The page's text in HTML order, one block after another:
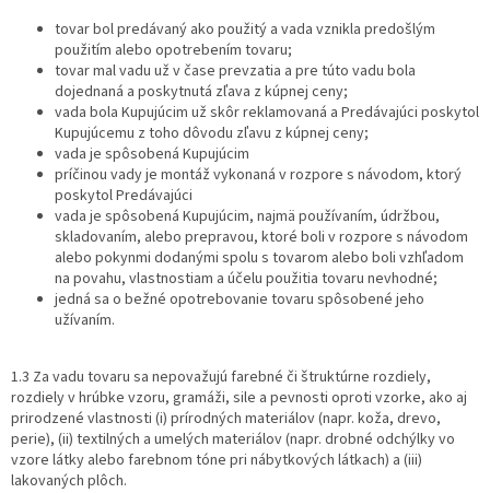
tovar bol predávaný ako použitý a vada vznikla predošlým
použitím alebo opotrebením tovaru;
tovar mal vadu už v čase prevzatia a pre túto vadu bola
dojednaná a poskytnutá zľava z kúpnej ceny;
vada bola Kupujúcim už skôr reklamovaná a Predávajúci poskytol
Kupujúcemu z toho dôvodu zľavu z kúpnej ceny;
vada je spôsobená Kupujúcim
príčinou vady je montáž vykonaná v rozpore s návodom, ktorý
poskytol Predávajúci
vada je spôsobená Kupujúcim, najmä používaním, údržbou,
skladovaním, alebo prepravou, ktoré boli v rozpore s návodom
alebo pokynmi dodanými spolu s tovarom alebo boli vzhľadom
na povahu, vlastnostiam a účelu použitia tovaru nevhodné;
jedná sa o bežné opotrebovanie tovaru spôsobené jeho
užívaním.
1.3 Za vadu tovaru sa nepovažujú farebné či štruktúrne rozdiely,
rozdiely v hrúbke vzoru, gramáži, sile a pevnosti oproti vzorke, ako aj
prirodzené vlastnosti (i) prírodných materiálov (napr. koža, drevo,
perie), (ii) textilných a umelých materiálov (napr. drobné odchýlky vo
vzore látky alebo farebnom tóne pri nábytkových látkach) a (iii)
lakovaných plôch.